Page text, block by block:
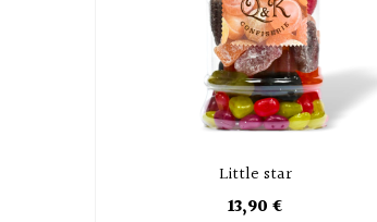
Little star
13,90 €